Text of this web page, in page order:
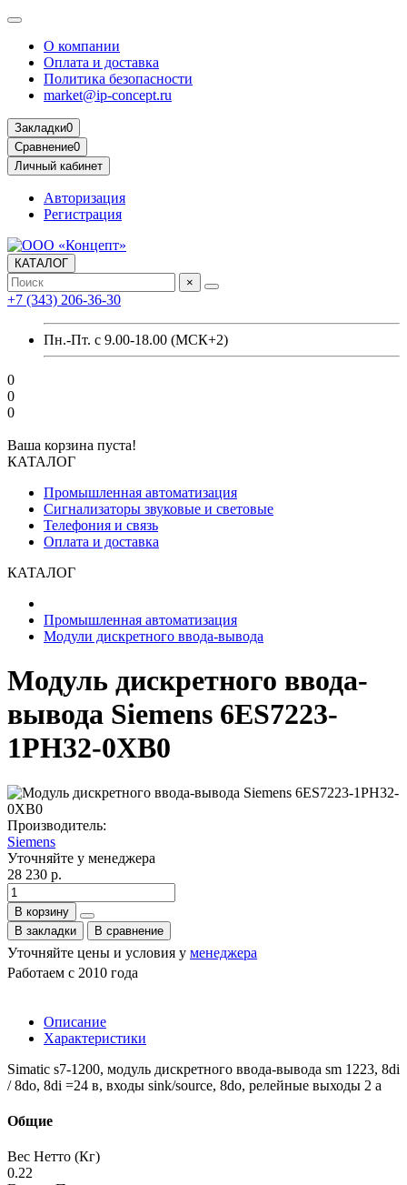
О компании
Оплата и доставка
Политика безопасности
market@ip-concept.ru
Закладки0
Сравнение0
Личный кабинет
Авторизация
Регистрация
КАТАЛОГ
×
+7 (343) 206-36-30
Пн.-Пт. с 9.00-18.00 (МСК+2)
0
0
0
Ваша корзина пуста!
КАТАЛОГ
Промышленная автоматизация
Сигнализаторы звуковые и световые
Телефония и связь
Оплата и доставка
КАТАЛОГ
Промышленная автоматизация
Модули дискретного ввода-вывода
Модуль дискретного ввода-
вывода Siemens 6ES7223-
1PH32-0XB0
Производитель:
Siemens
Уточняйте у менеджера
28 230 р.
В корзину
В закладки
В сравнение
Уточняйте цены и условия у менеджера
Работаем с 2010 года
Описание
Характеристики
Simatic s7-1200, модуль дискретного ввода-вывода sm 1223, 8di
/ 8do, 8di =24 в, входы sink/source, 8do, релейные выходы 2 a
Общие
Вес Нетто (Кг)
0.22